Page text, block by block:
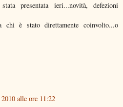
presentata ieri...novità, defezioni
chi è stato direttamente coinvolto...o
alle ore 11:22